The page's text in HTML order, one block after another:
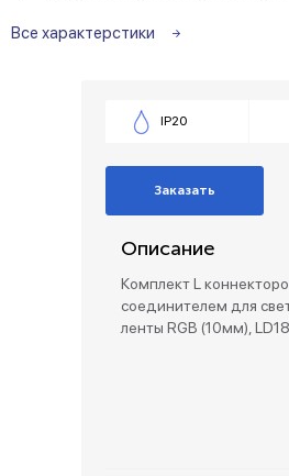
Все характерстики
IP20
Заказать
Описание
Комплект L
соединителем для
ленты RGB (10мм),